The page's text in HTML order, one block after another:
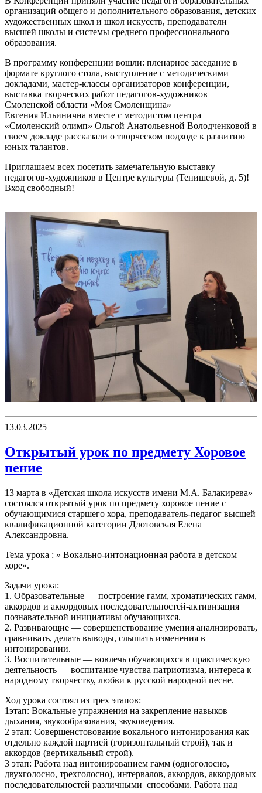
организаций общего и дополнительного образования, детских
художественных школ и школ искусств, преподаватели
высшей школы и системы среднего профессионального
образования.
В программу конференции вошли: пленарное заседание в
формате круглого стола, выступление с методическими
докладами, мастер-классы организаторов конференции,
выставка творческих работ педагогов-художников
Смоленской области «Моя Смоленщина»
Евгения Ильинична вместе с методистом центра
«Смоленский олимп» Ольгой Анатольевной Володченковой в
своем докладе рассказали о творческом подходе к развитию
юных талантов.
Приглашаем всех посетить замечательную выставку
педагогов-художников в Центре культуры (Тенишевой, д. 5)!
Вход свободный!
13.03.2025
Открытый урок по предмету Хоровое
пение
13 марта в «Детская школа искусств имени М.А. Балакирева»
состоялся открытый урок по предмету хоровое пение с
обучающимися старшего хора, преподаватель-педагог высшей
квалификационной категории Длотовская Елена
Александровна.
Тема урока : » Вокально-интонационная работа в детском
хоре».
Задачи урока:
1. Образовательные — построение гамм, хроматических гамм,
аккордов и аккордовых последовательностей-активизация
познавательной инициативы обучающихся.
2. Развивающие — совершенствование умения анализировать,
сравнивать, делать выводы, слышать изменения в
интонировании.
3. Воспитательные — вовлечь обучающихся в практическую
деятельность — воспитание чувства патриотизма, интереса к
народному творчеству, любви к русской народной песне.
Ход урока состоял из трех этапов:
1этап: Вокальные упражнения на закрепление навыков
дыхания, звукообразования, звуковедения.
2 этап: Совершенстовование вокального интонирования как
отдельно каждой партией (горизонтальный строй), так и
аккордов (вертикальный строй).
3 этап: Работа над интонированием гамм (одноголосно,
двухголосно, трехголосно), интервалов, аккордов, аккордовых
последовательностей различными способами. Работа над